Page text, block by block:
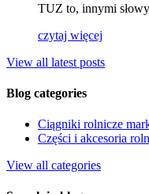
TUZ to, innymi
czytaj więcej
View all latest posts
Blog categories
Ciągniki rolnicze
Części i akcesoria
View all categories